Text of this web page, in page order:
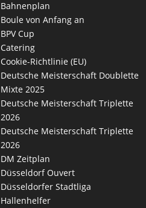
Bahnenplan
Boule von Anfang an
BPV Cup
Catering
Cookie-Richtlinie (EU)
Deutsche Meisterschaft Doublette
Mixte 2025
Deutsche Meisterschaft Triplette
2026
Deutsche Meisterschaft Triplette
2026
DM Zeitplan
Düsseldorf Ouvert
Düsseldorfer Stadtliga
Hallenhelfer